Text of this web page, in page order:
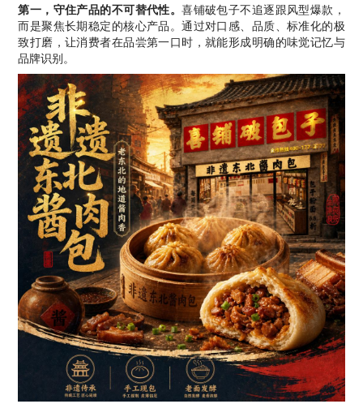
第一，守住产品的不可替代性。喜铺破包子不追逐跟风型爆款，
而是聚焦长期稳定的核心产品。通过对口感、品质、标准化的极
致打磨，让消费者在品尝第一口时，就能形成明确的味觉记忆与
品牌识别。